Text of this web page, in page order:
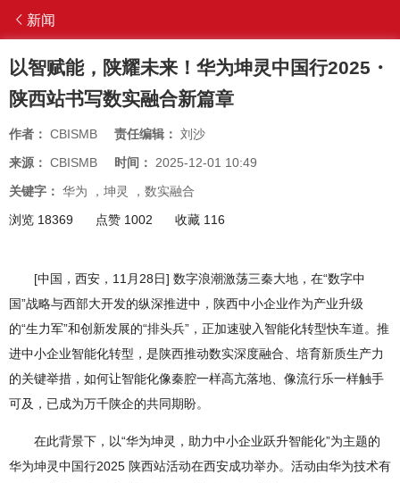
新闻
以智赋能，陕耀未来！华为坤灵中国行2025・
陕西站书写数实融合新篇章
作者： CBISMB 责任编辑： 刘沙
来源： CBISMB 时间： 2025-12-01 10:49
关键字： 华为 ， 坤灵 ， 数实融合
浏览 18369
点赞 1002 收藏 116
[中国，西安，11月28日] 数字浪潮激荡三秦大地，在“数字中
国”战略与西部大开发的纵深推进中，陕西中小企业作为产业升级
的“生力军”和创新发展的“排头兵”，正加速驶入智能化转型快车道。推
进中小企业智能化转型，是陕西推动数实深度融合、培育新质生产力
的关键举措，如何让智能化像秦腔一样高亢落地、像流行乐一样触手
可及，已成为万千陕企的共同期盼。
在此背景下，以“华为坤灵，助力中小企业跃升智能化”为主题的
华为坤灵中国行2025 陕西站活动在西安成功举办。活动由华为技术有